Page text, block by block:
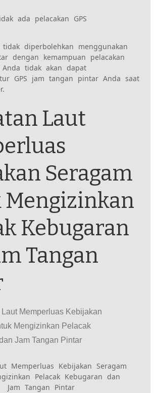
ada pelacakan GPS
diperbolehkan menggunakan
dengan kemampuan pelacakan
tidak akan dapat
GPS jam tangan pintar Anda saat
Laut
Seragam
Kebugaran
Tangan
Memperluas Kebijakan Seragam
Pelacak Kebugaran dan
Jam Tangan Pintar